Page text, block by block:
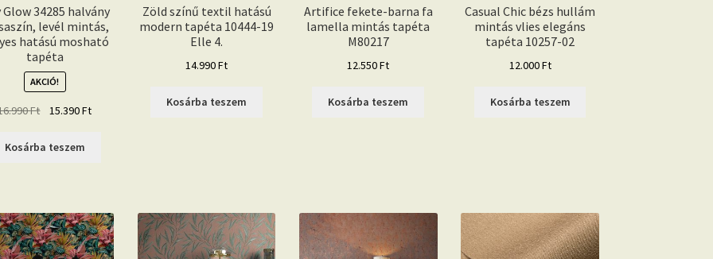
Glow 34285 halvány
levél mintás,
hatású mosható
tapéta
AKCIÓ!
Ft
Original
was:
15.390FtCurrent
Kosárba teszem
Zöld színű textil hatású
modern tapéta 10444-19
Elle 4.
14.990Ft
Kosárba teszem
Artifice fekete-barna fa
lamella mintás tapéta
M80217
12.550Ft
Kosárba teszem
Casual Chic bézs hullám
mintás vlies elegáns
tapéta 10257-02
12.000Ft
Kosárba teszem